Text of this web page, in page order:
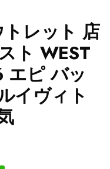
レット 店
ト WEST
ピ バッ
イヴィト